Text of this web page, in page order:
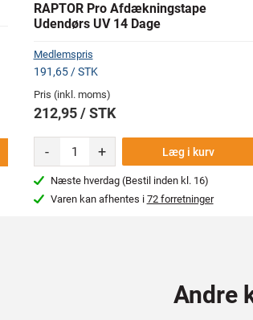
RAPTOR Pro Afdækningstape
Udendørs UV 14 Dage
Medlemspris
191,65 / STK
Pris (inkl. moms)
212,95 / STK
- + Læg i kurv
Næste hverdag (Bestil inden kl. 16)
Varen kan afhentes i 72 forretninger
Andre